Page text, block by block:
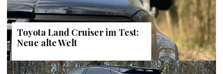
Toyota Land Cruiser im Test:
Neue alte Welt